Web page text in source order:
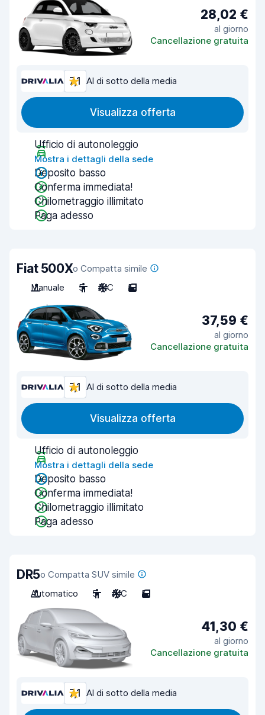
28,02 €
al giorno
Cancellazione gratuita
7,1 Al di sotto della media
Visualizza offerta
Ufficio di autonoleggio
Mostra i dettagli della sede
Deposito basso
Conferma immediata!
Chilometraggio illimitato
Paga adesso
Fiat 500Xo Compatta simile
Manuale
5 A/C 5
37,59 €
al giorno
Cancellazione gratuita
7,1 Al di sotto della media
Visualizza offerta
Ufficio di autonoleggio
Mostra i dettagli della sede
Deposito basso
Conferma immediata!
Chilometraggio illimitato
Paga adesso
DR5o Compatta SUV simile
Automatico
5 A/C 5
41,30 €
al giorno
Cancellazione gratuita
7,1 Al di sotto della media